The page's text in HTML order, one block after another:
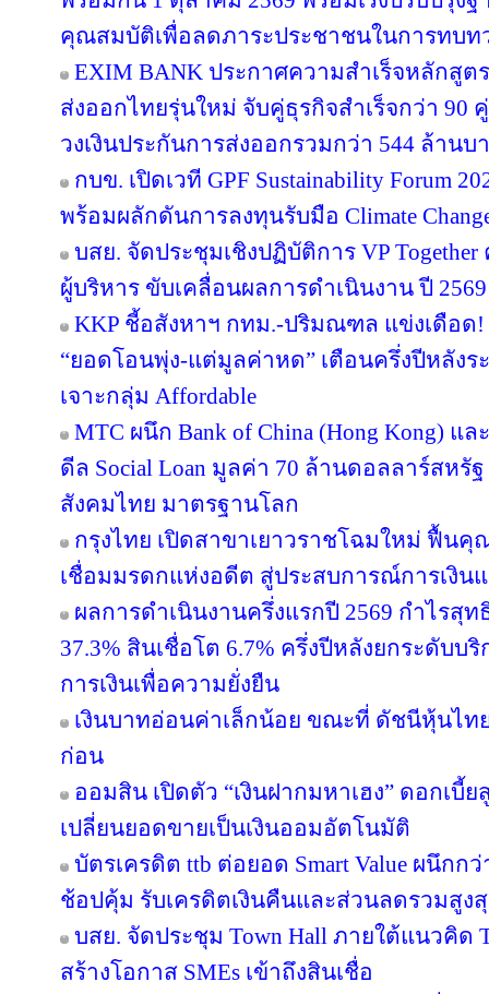
คุณสมบัติเพื่อลดภาระประชาชนในการทบท
EXIM BANK ประกาศความสำเร็จหลักสู
ส่งออกไทยรุ่นใหม่ จับคู่ธุรกิจสำเร็จกว่า 90
วงเงินประกันการส่งออกรวมกว่า 544 ล้านบ
กบข. เปิดเวที GPF Sustainability Forum
พร้อมผลักดันการลงทุนรับมือ Climate
บสย. จัดประชุมเชิงปฏิบัติการ VP
ผู้บริหาร ขับเคลื่อนผลการดำเนินงาน ปี 2569
KKP ชี้อสังหาฯ กทม.-ปริมณฑล แข่งเดือด
“ยอดโอนพุ่ง-แต่มูลค่าหด” เตือนครึ่งปีหลัง
เจาะกลุ่ม Affordable
MTC ผนึก Bank of China (Hong Kong) แล
ดีล Social Loan มูลค่า 70 ล้านดอลลาร์สห
สังคมไทย มาตรฐานโลก
กรุงไทย เปิดสาขาเยาวราชโฉมใหม่ ฟื้น
เชื่อมมรดกแห่งอดีต สู่ประสบการณ์การเงิน
ผลการดำเนินงานครึ่งแรกปี 2569 กำไรสุท
37.3% สินเชื่อโต 6.7% ครึ่งปีหลังยกระดับบ
การเงินเพื่อความยั่งยืน
เงินบาทอ่อนค่าเล็กน้อย ขณะที่ ดัชนีหุ้นไท
ก่อน
ออมสิน เปิดตัว “เงินฝากมหาเฮง” ดอกเบี้
เปลี่ยนยอดขายเป็นเงินออมอัตโนมัติ
บัตรเครดิต ttb ต่อยอด Smart Value ผนึก
ช้อปคุ้ม รับเครดิตเงินคืนและส่วนลดรวมสูง
บสย. จัดประชุม Town Hall ภายใต้แนวคิด
สร้างโอกาส SMEs เข้าถึงสินเชื่อ